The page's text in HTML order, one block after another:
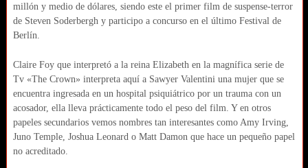
millón y medio de dólares, siendo este el primer film de suspense-terror
de Steven Soderbergh y participo a concurso en el último Festival de
Berlín.
Claire Foy que interpretó a la reina Elizabeth en la magnífica serie de
Tv «The Crown» interpreta aquí a Sawyer Valentini una mujer que se
encuentra ingresada en un hospital psiquiátrico por un trauma con un
acosador, ella lleva prácticamente todo el peso del film. Y en otros
papeles secundarios vemos nombres tan interesantes como Amy Irving,
Juno Temple, Joshua Leonard o Matt Damon que hace un pequeño papel
no acreditado.